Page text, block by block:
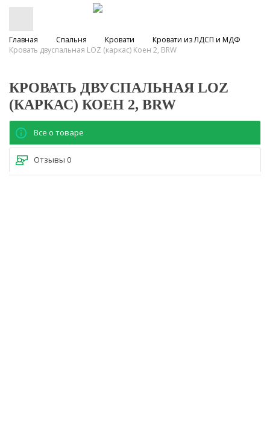
Главная Спальня Кровати
Кровати из ЛДСП и МДФ
Кровать двуспальная LOZ (каркас) Коен 2, BRW
КРОВАТЬ ДВУСПАЛЬНАЯ LOZ
(КАРКАС) КОЕН 2, BRW
Все о товаре
Отзывы 0